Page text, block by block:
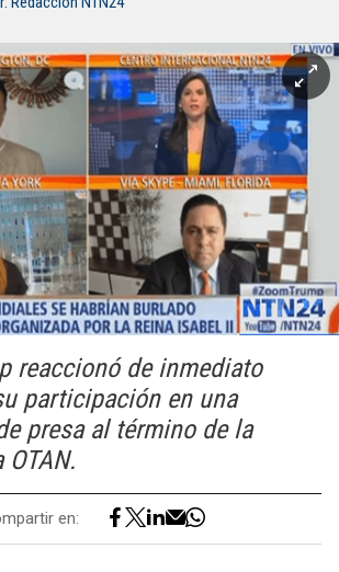
reaccionó de inmediato
participación en una
presa al término de la
en: